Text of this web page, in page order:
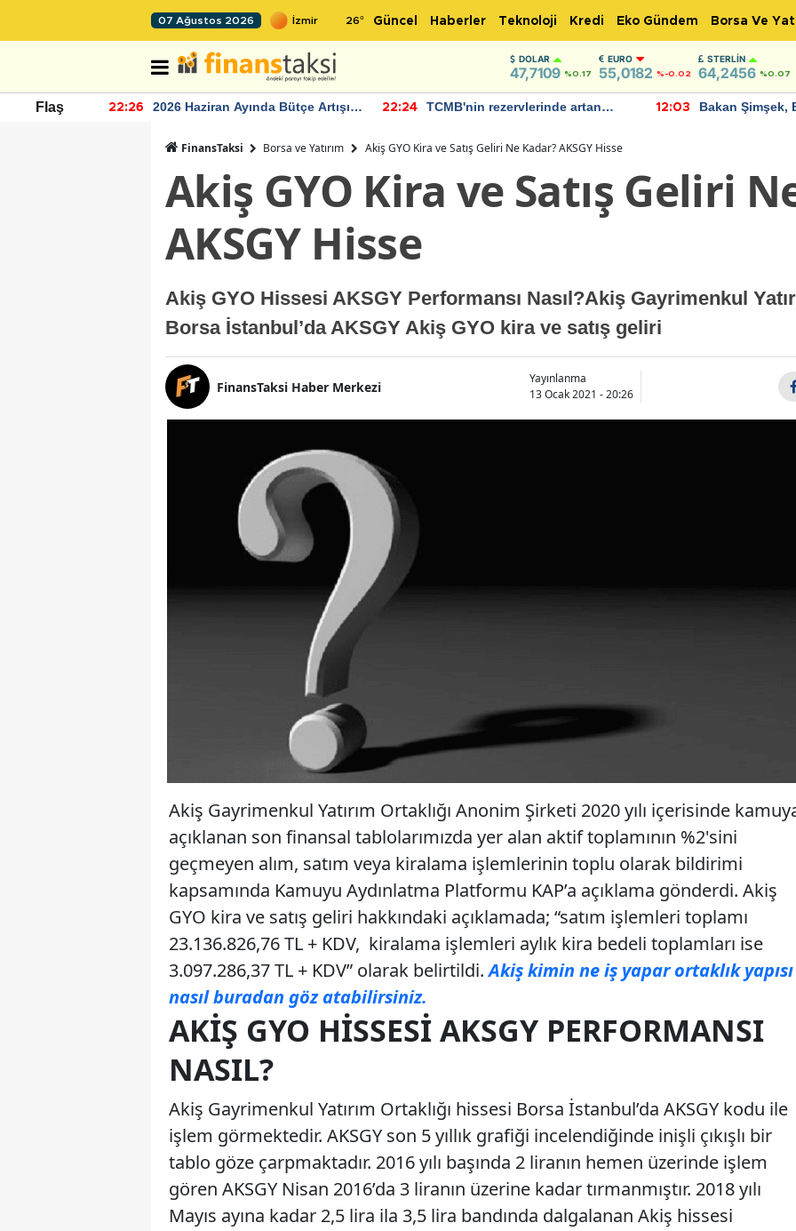
07 Ağustos 2026 26° Güncel Haberler Teknoloji Kredi Eko Gündem Borsa Ve
DOLAR
47,7109 %0.17
EURO
55,0182 %-0.02
STERLIN
64,2456 %0.07
Flaş 22:26
2026 Haziran Ayında Bütçe Artışı
22:24
TCMB'nin rezervlerinde artan
12:03
Bakan Şimşek,
FinansTaksi Borsa ve Yatırım Akiş GYO Kira ve Satış Geliri Ne Kadar? AKSGY Hisse
Akiş GYO Kira ve Satış Geliri
AKSGY Hisse
Akiş GYO Hissesi AKSGY Performansı Nasıl?Akiş Gayrimenkul
Borsa İstanbul’da AKSGY Akiş GYO kira ve satış geliri
FinansTaksi Haber Merkezi
Yayınlanma
13 Ocak 2021 - 20:26
Akiş Gayrimenkul Yatırım Ortaklığı Anonim Şirketi 2020 yılı içerisinde
açıklanan son finansal tablolarımızda yer alan aktif toplamının %2'sini
geçmeyen alım, satım veya kiralama işlemlerinin toplu olarak bildirimi
kapsamında Kamuyu Aydınlatma Platformu KAP’a açıklama gönderdi. Akiş
GYO kira ve satış geliri hakkındaki açıklamada; “satım işlemleri toplamı
23.136.826,76 TL + KDV, kiralama işlemleri aylık kira bedeli toplamları ise
3.097.286,37 TL + KDV” olarak belirtildi.Akiş kimin ne iş yapar ortaklık yapısı
nasıl buradan göz atabilirsiniz.
AKIŞ GYO HISSESI AKSGY PERFORMANSI
NASIL?
Akiş Gayrimenkul Yatırım Ortaklığı hissesi Borsa İstanbul’da AKSGY kodu ile
işlem görmektedir. AKSGY son 5 yıllık grafiği incelendiğinde inişli çıkışlı bir
tablo göze çarpmaktadır. 2016 yılı başında 2 liranın hemen üzerinde işlem
gören AKSGY Nisan 2016’da 3 liranın üzerine kadar tırmanmıştır. 2018 yılı
Mayıs ayına kadar 2,5 lira ila 3,5 lira bandında dalgalanan Akiş hissesi